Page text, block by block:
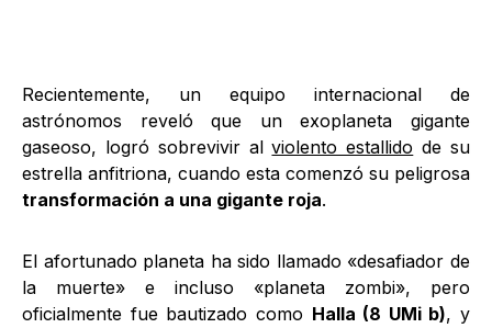
Recientemente, un equipo internacional de
astrónomos reveló que un exoplaneta gigante
gaseoso, logró sobrevivir alviolento estallido de su
estrella anfitriona, cuando esta comenzó su peligrosa
transformación a una gigante roja.
El afortunado planeta ha sido llamado «desafiador de
la muerte» e incluso «planeta zombi», pero
oficialmente fue bautizado como Halla (8 UMi b), y